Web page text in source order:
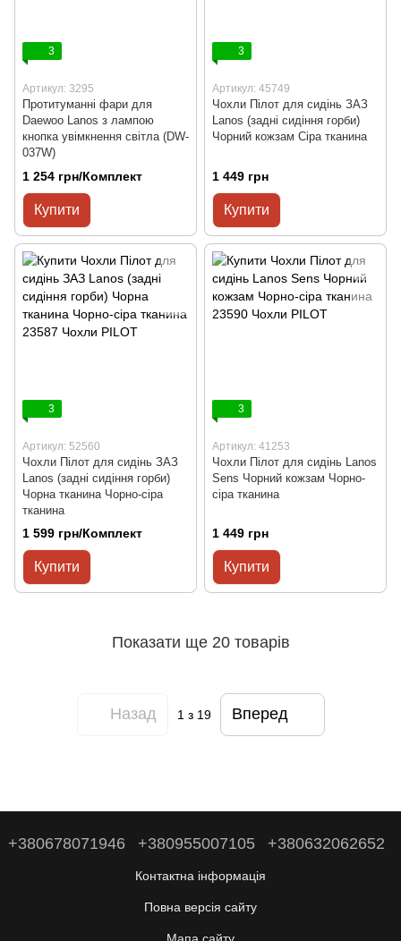
3
Артикул: 3295
Протитуманні фари для
Daewoo Lanos з лампою
кнопка увімкнення світла (DW-
037W)
1 254 грн/Комплект
Купити
3
Артикул: 45749
Чохли Пілот для сидінь ЗАЗ
Lanos (задні сидіння горби)
Чорний кожзам Сіра тканина
1 449 грн
Купити
3
Артикул: 52560
Чохли Пілот для сидінь ЗАЗ
Lanos (задні сидіння горби)
Чорна тканина Чорно-сіра
тканина
1 599 грн/Комплект
Купити
3
Артикул: 41253
Чохли Пілот для сидінь Lanos
Sens Чорний кожзам Чорно-
сіра тканина
1 449 грн
Купити
Показати ще 20 товарів
Назад 1 з 19 Вперед
+380678071946 +380955007105 +380632062652
Контактна інформація
Повна версія сайту
Мапа сайту